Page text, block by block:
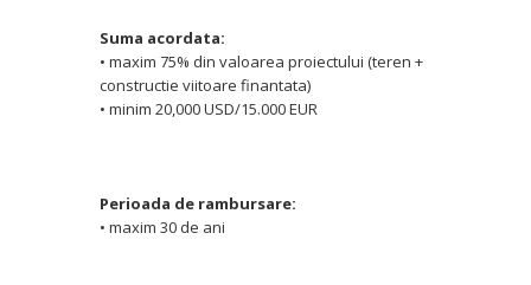
Suma acordata:
• maxim 75% din valoarea proiectului (teren +
constructie viitoare finantata)
• minim 20,000 USD/15.000 EUR
Perioada de rambursare:
• maxim 30 de ani